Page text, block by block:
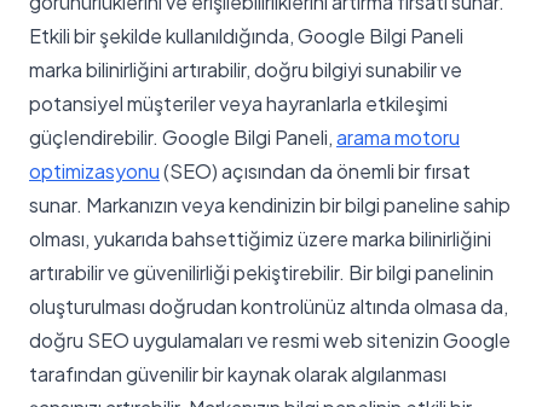
Etkili bir şekilde kullanıldığında, Google Bilgi Paneli
marka bilinirliğini artırabilir, doğru bilgiyi sunabilir ve
potansiyel müşteriler veya hayranlarla etkileşimi
güçlendirebilir. Google Bilgi Paneli,arama motoru
optimizasyonu(SEO) açısından da önemli bir fırsat
sunar. Markanızın veya kendinizin bir bilgi paneline sahip
olması, yukarıda bahsettiğimiz üzere marka bilinirliğini
artırabilir ve güvenilirliği pekiştirebilir. Bir bilgi panelinin
oluşturulması doğrudan kontrolünüz altında olmasa da,
doğru SEO uygulamaları ve resmi web sitenizin Google
tarafından güvenilir bir kaynak olarak algılanması